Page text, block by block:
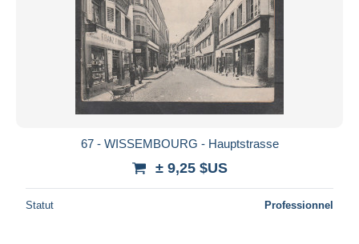
67 - WISSEMBOURG - Hauptstrasse
± 9,25 $US
Statut Professionnel